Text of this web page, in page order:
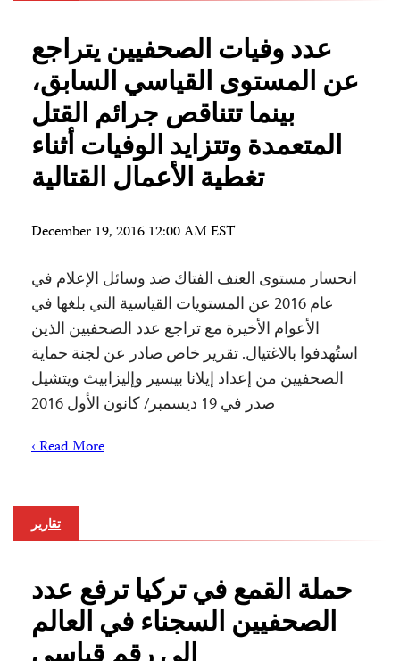
عدد وفيات الصحفيين يتراجع
عن المستوى القياسي السابق،
بينما تتناقص جرائم القتل
المتعمدة وتتزايد الوفيات أثناء
تغطية الأعمال القتالية
December 19, 2016 12:00 AM EST
انحسار مستوى العنف الفتاك ضد وسائل الإعلام في
عام 2016 عن المستويات القياسية التي بلغها في
الأعوام الأخيرة مع تراجع عدد الصحفيين الذين
استُهدفوا بالاغتيال. تقرير خاص صادر عن لجنة حماية
الصحفيين من إعداد إيلانا بيسير وإليزابيث ويتشيل
صدر في 19 ديسمبر/ كانون الأول 2016
Read More ›
تقارير
حملة القمع في تركيا ترفع عدد
الصحفيين السجناء في العالم